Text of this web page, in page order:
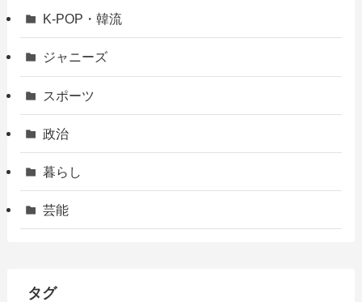
K-POP・韓流
ジャニーズ
スポーツ
政治
暮らし
芸能
タグ